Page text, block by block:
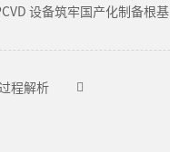
设备筑牢国产化制备根基
程解析